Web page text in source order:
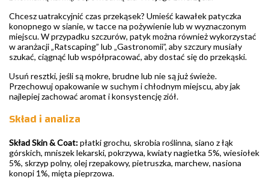
Chcesz uatrakcyjnić czas przekąsek? Umieść kawałek patyczka
konopnego w sianie, w tacce na pożywienie lub w wyznaczonym
miejscu. W przypadku szczurów, patyk można również wykorzystać
w aranżacji „Ratscaping” lub „Gastronomii”, aby szczury musiały
szukać, ciągnąć lub współpracować, aby dostać się do przekąski.
Usuń resztki, jeśli są mokre, brudne lub nie są już świeże.
Przechowuj opakowanie w suchym i chłodnym miejscu, aby jak
najlepiej zachować aromat i konsystencję ziół.
Skład i analiza
Skład Skin & Coat:płatki grochu, skrobia roślinna, siano z łąk
górskich, mniszek lekarski, pokrzywa, kwiaty nagietka 5%, wiesiołek
5%, skrzyp polny, olej rzepakowy, pietruszka, marchew, nasiona
konopi 1%, mięta pieprzowa.